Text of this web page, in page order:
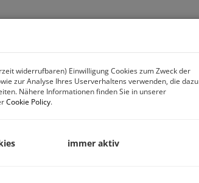
widerrufbaren) Einwilligung Cookies zum Zweck der
zur Analyse Ihres Userverhaltens verwenden, die dazu
Nähere Informationen finden Sie in unserer
Cookie Policy.
immer aktiv